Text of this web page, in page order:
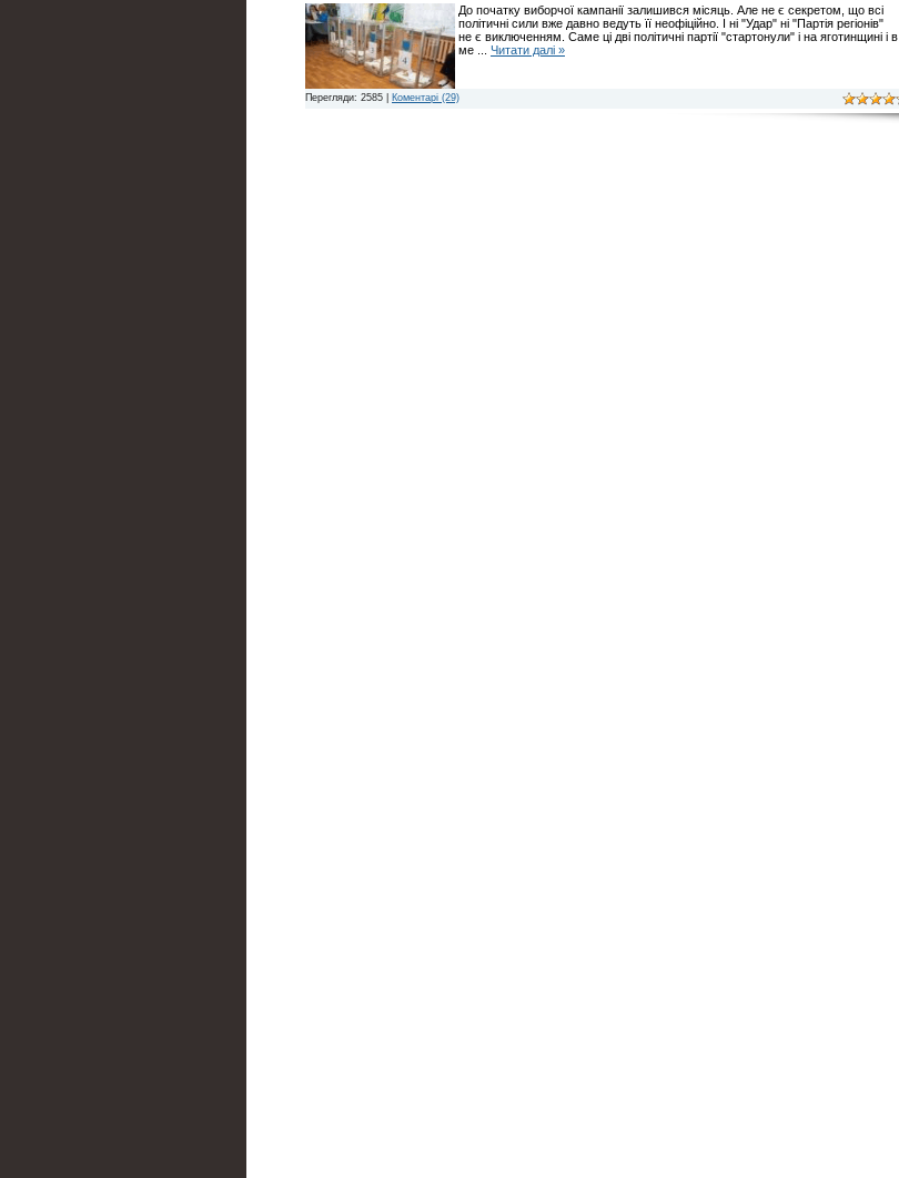
До початку виборчої кампанії залишився місяць. Але не є секретом, що всі
політичні сили вже давно ведуть її неофіційно. І ні "Удар" ні "Партія регіонів"
не є виключенням. Саме ці дві політичні партії "стартонули" і на яготинщині і в
ме
Читати далі »
Перегляди: 2585 | Коментарі (29)